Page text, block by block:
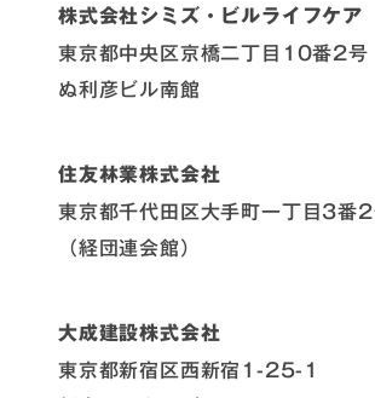
株式会社シミズ・ビルライフケア
東京都中央区京橋二丁目10番2号
ぬ利彦ビル南館
住友林業株式会社
東京都千代田区大手町一丁目3番
（経団連会館）
大成建設株式会社
東京都新宿区西新宿1-25-1